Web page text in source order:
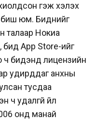
гэж хэлэх
биш юм. Биднийг
талаар Нокиа
App Store-ийг
ч бидэнд лицензийн
удирддаг анхны
тусдаа
ч удалгүй үйл
онд манай